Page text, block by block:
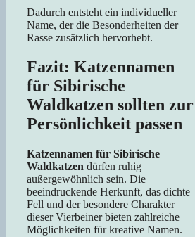
Dadurch entsteht ein individueller
Name, der die Besonderheiten der
Rasse zusätzlich hervorhebt.
Fazit: Katzennamen
für Sibirische
Waldkatzen sollten zur
Persönlichkeit passen
Katzennamen für Sibirische
Waldkatzen dürfen ruhig
außergewöhnlich sein. Die
beeindruckende Herkunft, das dichte
Fell und der besondere Charakter
dieser Vierbeiner bieten zahlreiche
Möglichkeiten für kreative Namen.